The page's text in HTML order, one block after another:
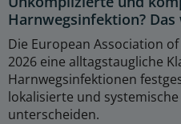
Harnwegsinfektion?
Die European Association
2026 eine alltagstaugliche
Harnwegsinfektionen
lokalisierte und
unterscheiden.